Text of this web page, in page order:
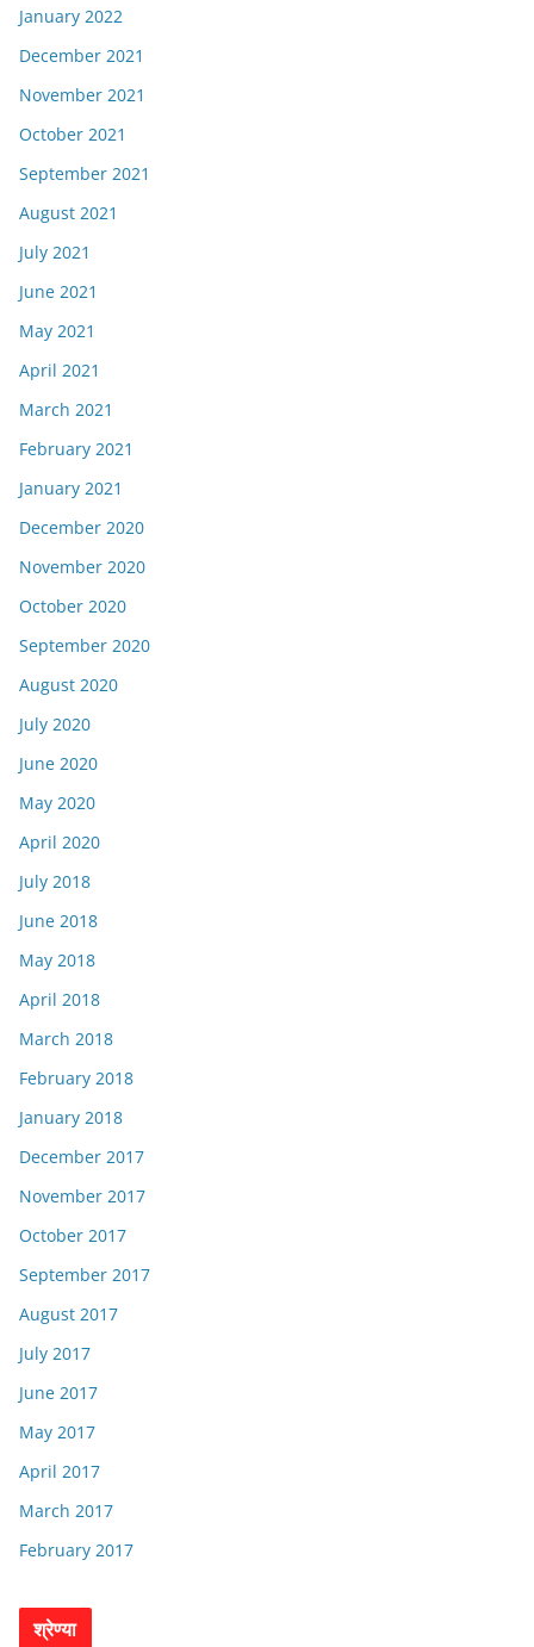
January 2022
December 2021
November 2021
October 2021
September 2021
August 2021
July 2021
June 2021
May 2021
April 2021
March 2021
February 2021
January 2021
December 2020
November 2020
October 2020
September 2020
August 2020
July 2020
June 2020
May 2020
April 2020
July 2018
June 2018
May 2018
April 2018
March 2018
February 2018
January 2018
December 2017
November 2017
October 2017
September 2017
August 2017
July 2017
June 2017
May 2017
April 2017
March 2017
February 2017
श्रेण्या